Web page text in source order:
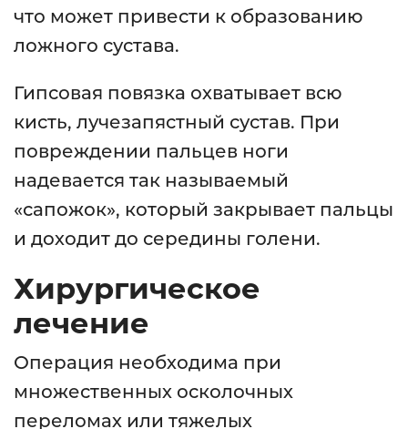
что может привести к образованию
ложного сустава.
Гипсовая повязка охватывает всю
кисть, лучезапястный сустав. При
повреждении пальцев ноги
надевается так называемый
«сапожок», который закрывает пальцы
и доходит до середины голени.
Хирургическое
лечение
Операция необходима при
множественных осколочных
переломах или тяжелых